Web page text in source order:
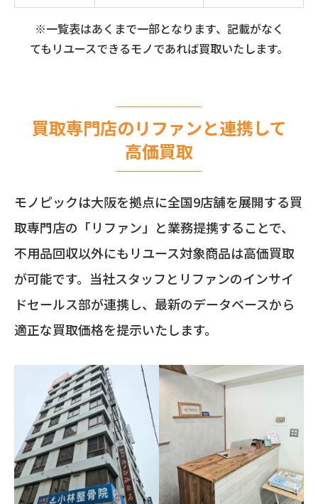
※一覧表はあくまで一部となります、記載がなく
てもリユースできるモノであれば買取いたします。
買取専門店のリファンと連携して
高価買取
モノピックは大阪を拠点に全国9店舗を展開する買
取専門店の「リファン」と業務提携することで、
不用品回収以外にもリユース対象商品は高価買取
が可能です。当社スタッフとリファンのインサイ
ドセールス部が連携し、最新のデータベースから
適正な買取価格を提示いたします。